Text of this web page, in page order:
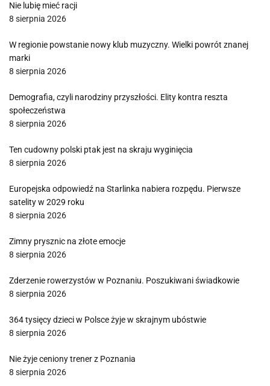
Nie lubię mieć racji
8 sierpnia 2026
W regionie powstanie nowy klub muzyczny. Wielki powrót znanej
marki
8 sierpnia 2026
Demografia, czyli narodziny przyszłości. Elity kontra reszta
społeczeństwa
8 sierpnia 2026
Ten cudowny polski ptak jest na skraju wyginięcia
8 sierpnia 2026
Europejska odpowiedź na Starlinka nabiera rozpędu. Pierwsze
satelity w 2029 roku
8 sierpnia 2026
Zimny prysznic na złote emocje
8 sierpnia 2026
Zderzenie rowerzystów w Poznaniu. Poszukiwani świadkowie
8 sierpnia 2026
364 tysięcy dzieci w Polsce żyje w skrajnym ubóstwie
8 sierpnia 2026
Nie żyje ceniony trener z Poznania
8 sierpnia 2026